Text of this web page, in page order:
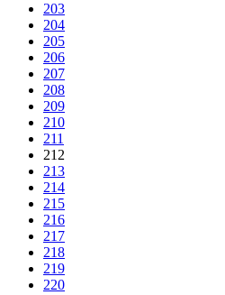
203
204
205
206
207
208
209
210
211
212
213
214
215
216
217
218
219
220